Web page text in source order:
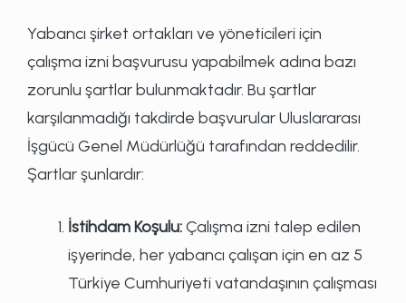
Yabancı şirket ortakları ve yöneticileri için
çalışma izni başvurusu yapabilmek adına bazı
zorunlu şartlar bulunmaktadır. Bu şartlar
karşılanmadığı takdirde başvurular Uluslararası
İşgücü Genel Müdürlüğü tarafından reddedilir.
Şartlar şunlardır:
İstihdam Koşulu:Çalışma izni talep edilen
işyerinde, her yabancı çalışan için en az 5
Türkiye Cumhuriyeti vatandaşının çalışması